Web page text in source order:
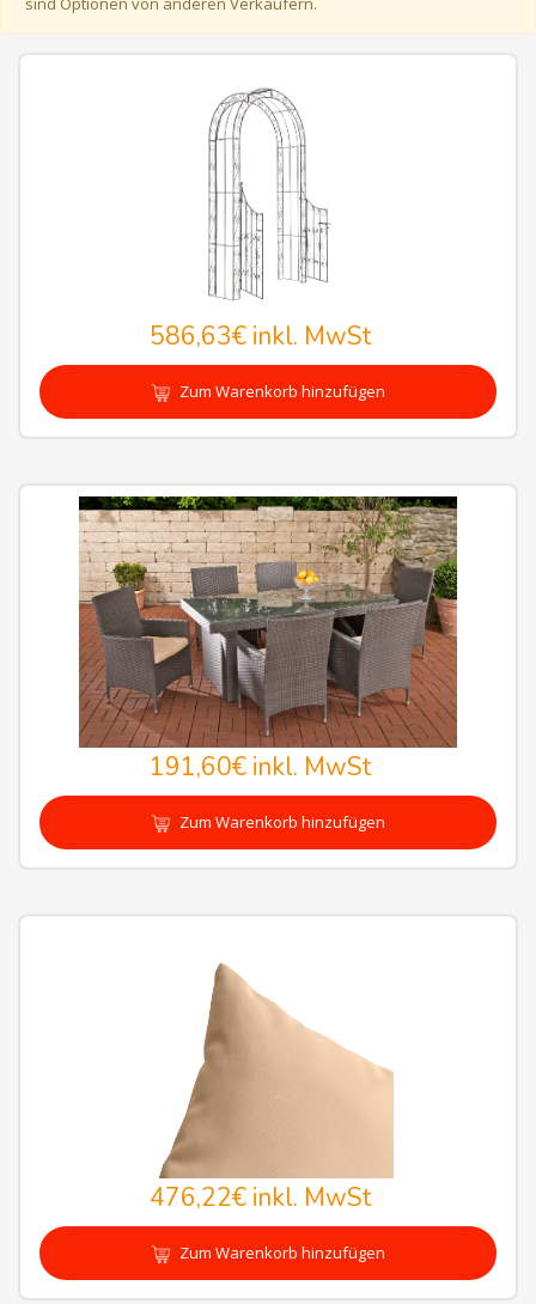
586,63€inkl. MwSt
Zum Warenkorb hinzufügen
191,60€inkl. MwSt
Zum Warenkorb hinzufügen
476,22€inkl. MwSt
Zum Warenkorb hinzufügen